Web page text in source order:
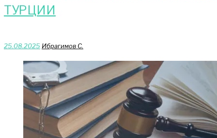
ТУРЦИИ
25.08.2025 Ибрагимов С.